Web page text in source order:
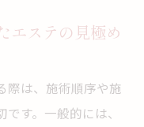
エステの見極め
際は、施術順序や施
す。一般的には、